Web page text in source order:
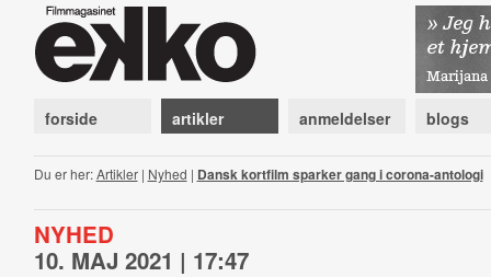
forside artikler anmeldelser blogs
Du er her:Artikler| Nyhed | Dansk kortfilm sparker gang i corona-antologi
NYHED
10. MAJ 2021 | 17:47